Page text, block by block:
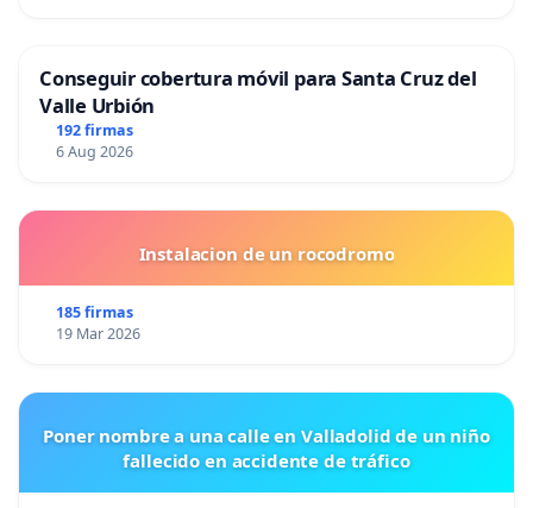
Conseguir cobertura móvil para Santa Cruz del
Valle Urbión
192 firmas
6 Aug 2026
Instalacion de un rocodromo
185 firmas
19 Mar 2026
Poner nombre a una calle en Valladolid de un niño
fallecido en accidente de tráfico